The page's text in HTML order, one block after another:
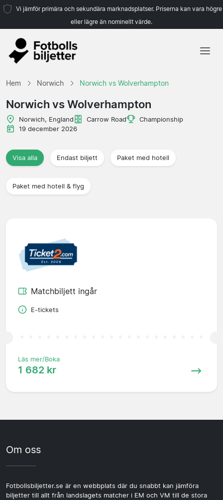
Vi jämför primära och sekundära marknadsplatser. Priserna kan vara högre
eller lägre än nominellt värde.
Hem Norwich Norwich vs Wolverhampton
Norwich vs Wolverhampton
Norwich, England Carrow Road
Championship
19 december 2026
Visa alla Endast biljett Paket med hotell
Paket med hotell & flyg
Matchbiljett ingår
E-tickets
Läs mer/Boka
1 682 kr
Om oss
Fotbollsbiljetter.se är en webbplats där du snabbt kan jämföra
biljetter till allt från landslagets matcher i EM och VM till de stora